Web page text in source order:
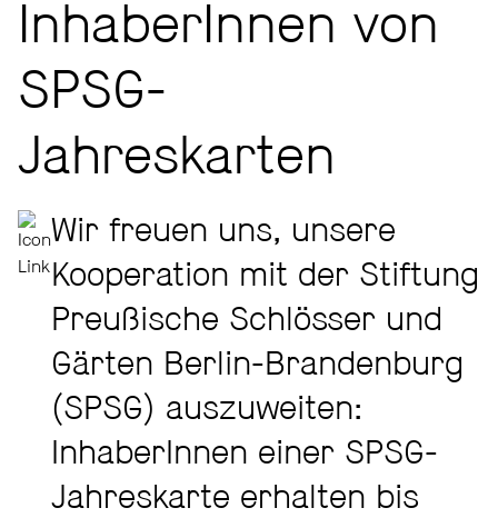
InhaberInnen von
SPSG-
Jahreskarten
Wir freuen uns, unsere
Kooperation mit der Stiftung
Preußische Schlösser und
Gärten Berlin-Brandenburg
(SPSG) auszuweiten:
InhaberInnen einer SPSG-
Jahreskarte erhalten bis